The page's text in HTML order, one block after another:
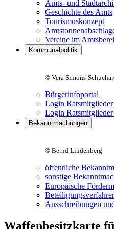
Amts- und
Geschichte des Amts
Tourismuskonzept
Vereine im
Kommunalpolitik
© Vera Simons-
Bürgerinfoportal
Login Ratsmitglieder
Login
Bekanntmachungen
© Bernd Lindenberg
öffentliche
sonstige
Europäische
Ausschreibungen
Waffenbesitzkarte